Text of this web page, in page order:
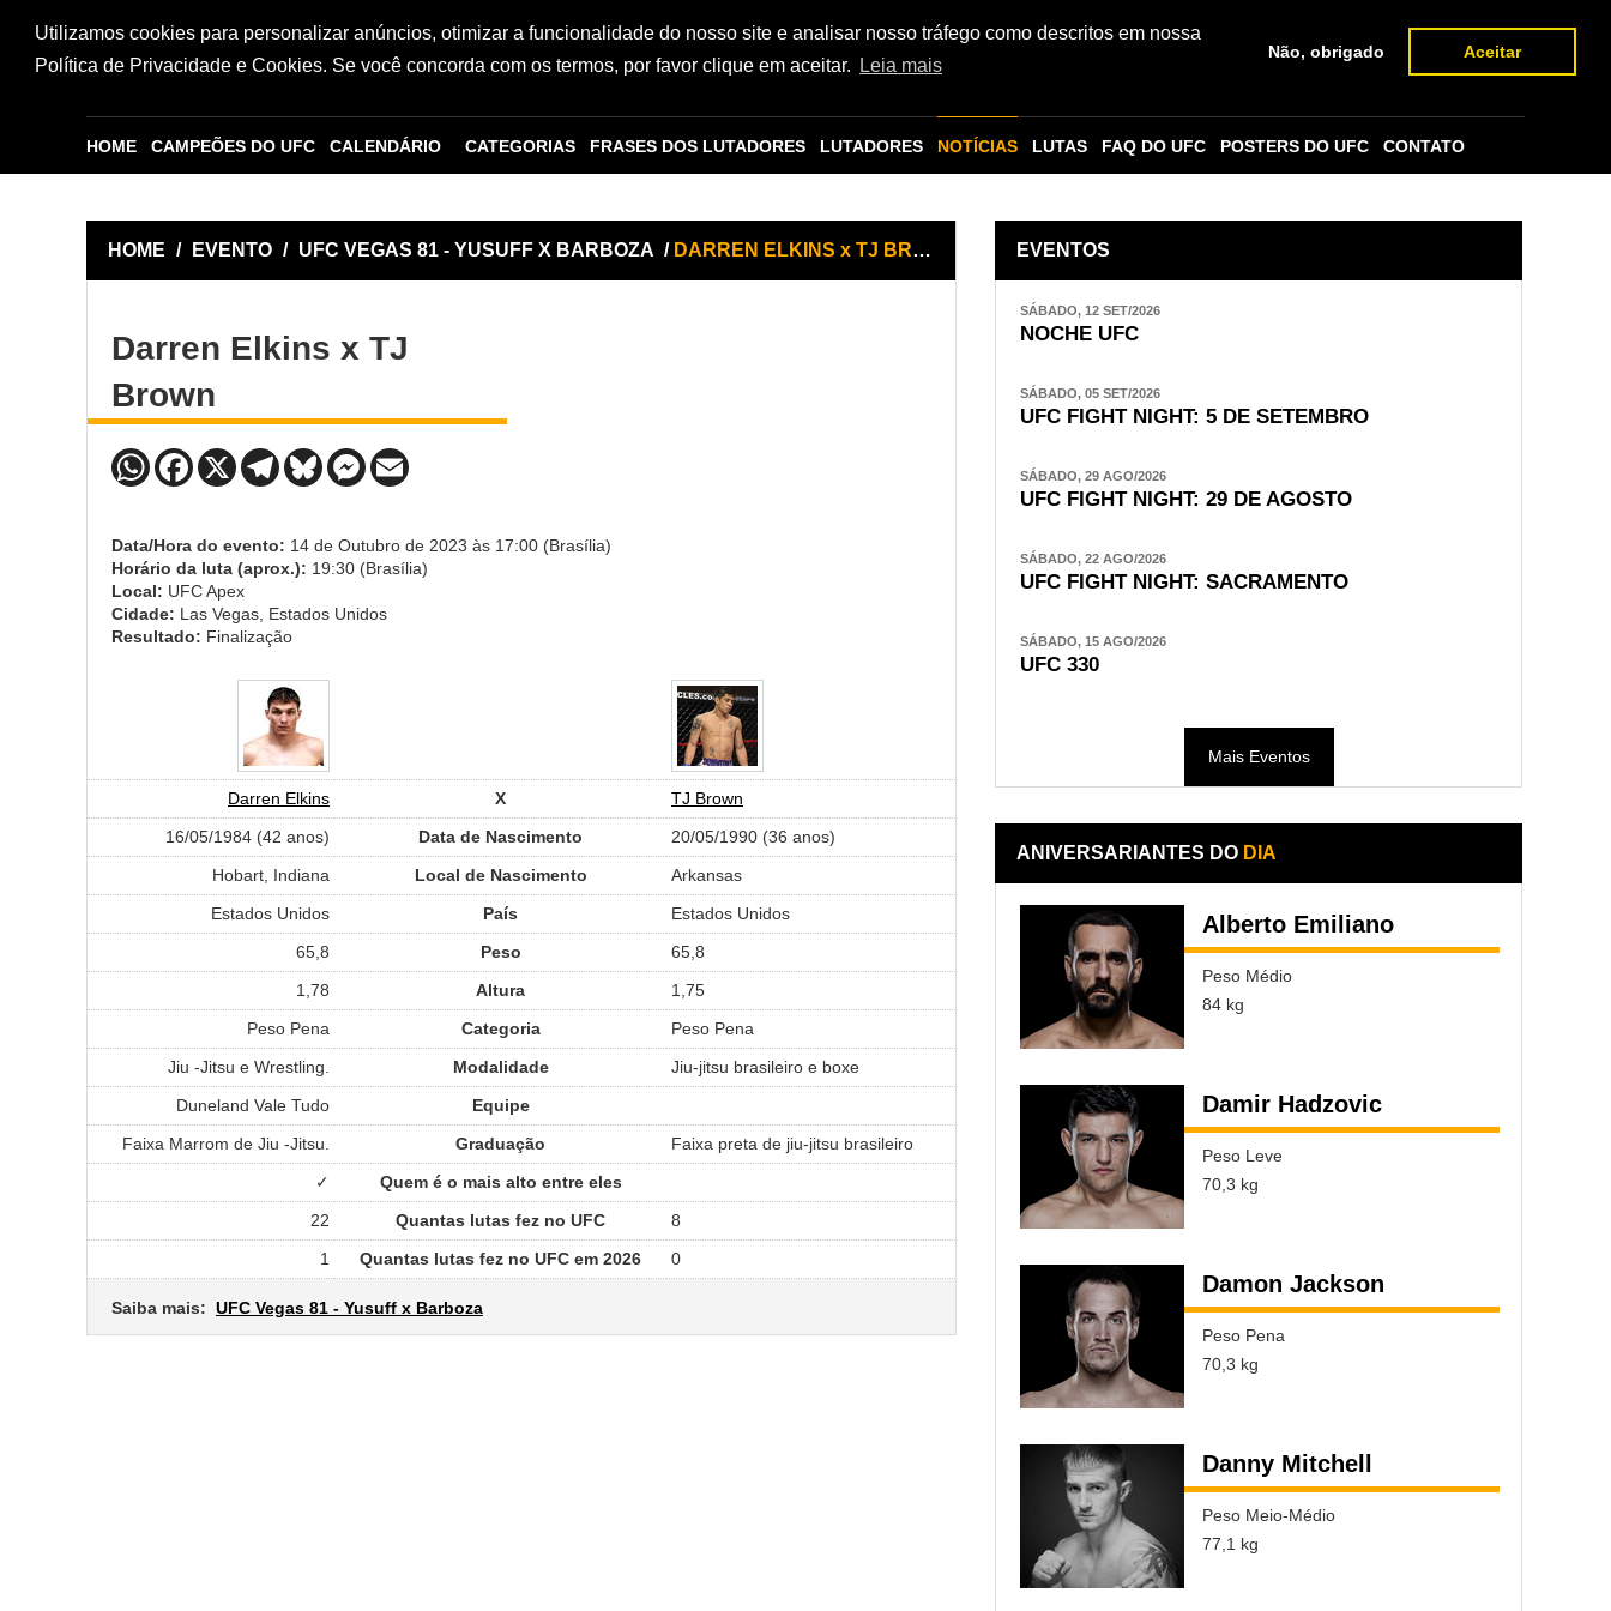
Utilizamos cookies para personalizar anúncios, otimizar a funcionalidade do nosso site e analisar nosso tráfego como descritos em nossa
Política de Privacidade e Cookies. Se você concorda com os termos, por favor clique em aceitar.
Leia mais
Não, obrigado Aceitar
HOME CAMPEÕES DO UFC CALENDÁRIO CATEGORIAS FRASES DOS LUTADORES LUTADORES NOTÍCIAS LUTAS FAQ DO UFC POSTERS DO UFC CONTATO
HOME / EVENTO / UFC VEGAS 81 - YUSUFF X BARBOZA / DARREN ELKINS x TJ BROWN
Darren Elkins x TJ
Brown
Data/Hora do evento: 14 de Outubro de 2023 às 17:00 (Brasília)
Horário da luta (aprox.): 19:30 (Brasília)
Local: UFC Apex
Cidade: Las Vegas, Estados Unidos
Resultado: Finalização
Darren Elkins X
TJ Brown
16/05/1984 (42 anos)
Data de Nascimento
20/05/1990 (36 anos)
Hobart, Indiana
Local de Nascimento
Arkansas
Estados Unidos
País
Estados Unidos
65,8
Peso
65,8
1,78
Altura
1,75
Peso Pena
Categoria
Peso Pena
Jiu -Jitsu e Wrestling.
Modalidade
Jiu-jitsu brasileiro e boxe
Duneland Vale Tudo
Equipe
Faixa Marrom de Jiu -Jitsu.
Graduação
Faixa preta de jiu-jitsu brasileiro
✓
Quem é o mais alto entre eles
22
Quantas lutas fez no UFC
8
1
Quantas lutas fez no UFC em 2026 0
Saiba mais: UFC Vegas 81 - Yusuff x Barboza
EVENTOS
SÁBADO, 12 SET/2026
NOCHE UFC
SÁBADO, 05 SET/2026
UFC FIGHT NIGHT: 5 DE SETEMBRO
SÁBADO, 29 AGO/2026
UFC FIGHT NIGHT: 29 DE AGOSTO
SÁBADO, 22 AGO/2026
UFC FIGHT NIGHT: SACRAMENTO
SÁBADO, 15 AGO/2026
UFC 330
Mais Eventos
ANIVERSARIANTES DO DIA
Alberto Emiliano
Peso Médio
84 kg
Damir Hadzovic
Peso Leve
70,3 kg
Damon Jackson
Peso Pena
70,3 kg
Danny Mitchell
Peso Meio-Médio
77,1 kg